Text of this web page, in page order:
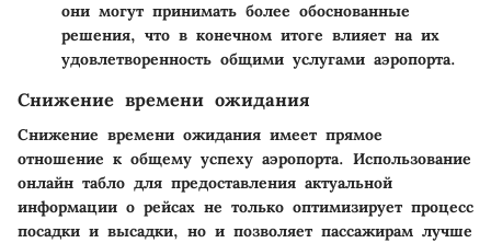
они могут принимать более обоснованные
решения, что в конечном итоге влияет на их
удовлетворенность общими услугами аэропорта.
Снижение времени ожидания
Снижение времени ожидания имеет прямое
отношение к общему успеху аэропорта. Использование
онлайн табло для предоставления актуальной
информации о рейсах не только оптимизирует процесс
посадки и высадки, но и позволяет пассажирам лучше